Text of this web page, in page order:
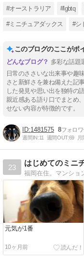
#オーストラリア #lgbtq
#ミニチュアダックス #シ
このブログのここがポ
多彩な話題
日常のささいな出来事や趣
さと新鮮さを兼ね備えた記
した発見や思い出を独特の
親近感ある語り口でまとめ
せない内容が特徴的です。
1481575 8
週間IN:11 週間OUT:69 月
23
はじめてのミニ
元気が1番
10ヶ月前